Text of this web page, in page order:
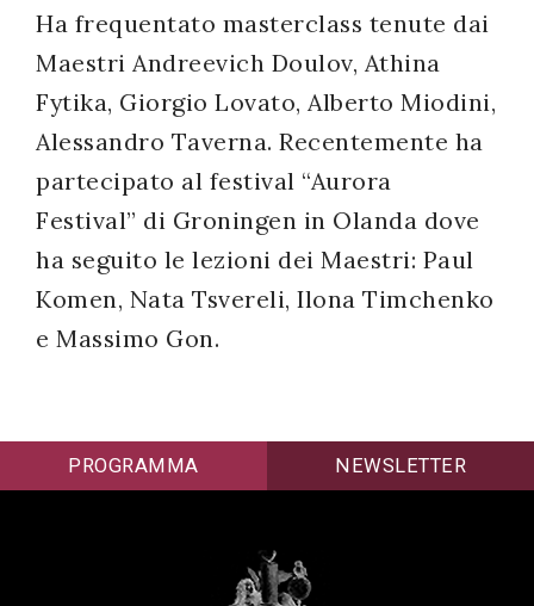
Ha frequentato masterclass tenute dai
Maestri Andreevich Doulov, Athina
Fytika, Giorgio Lovato, Alberto Miodini,
Alessandro Taverna. Recentemente ha
partecipato al festival “Aurora
Festival” di Groningen in Olanda dove
ha seguito le lezioni dei Maestri: Paul
Komen, Nata Tsvereli, Ilona Timchenko
e Massimo Gon.
PROGRAMMA NEWSLETTER